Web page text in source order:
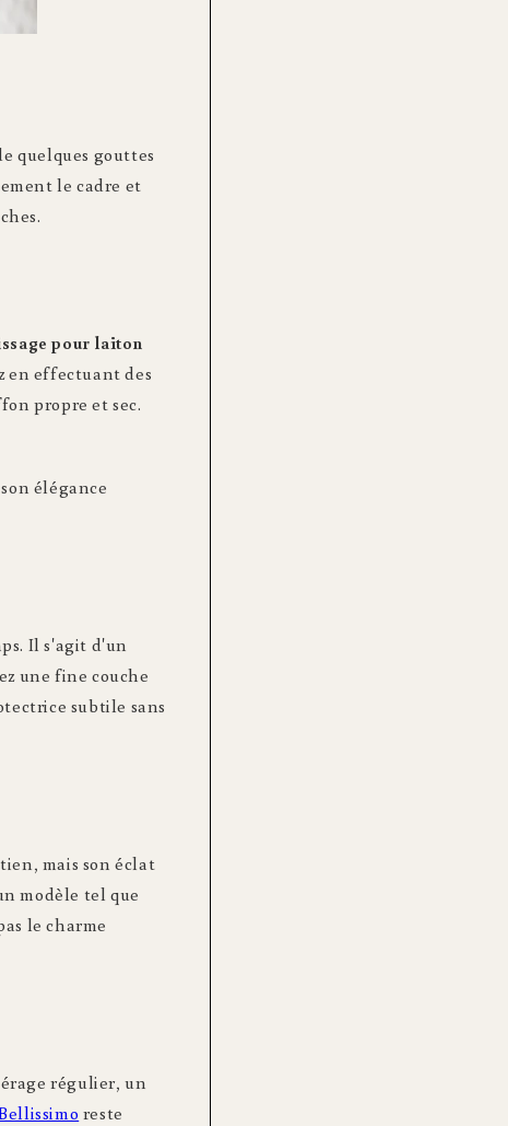
quelques gouttes
le cadre et
pour laiton
en effectuant des
propre et sec.
élégance
Il s'agit d'un
une fine couche
subtile sans
mais son éclat
modèle tel que
le charme
régulier, un
reste